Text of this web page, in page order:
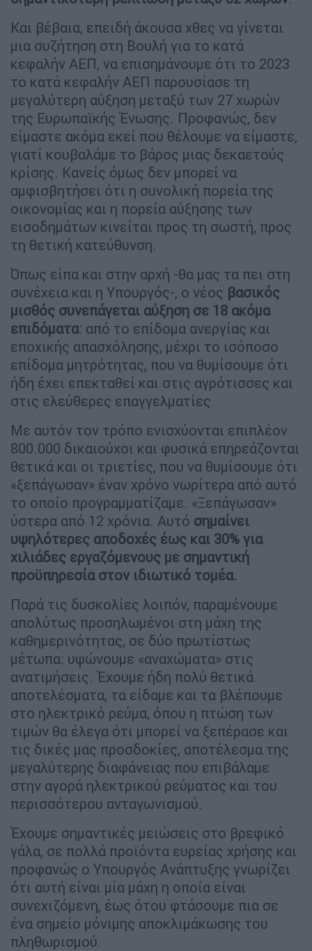
Και βέβαια, επειδή άκουσα χθες να γίνεται
μια συζήτηση στη Βουλή για το κατά
κεφαλήν ΑΕΠ, να επισημάνουμε ότι το 2023
το κατά κεφαλήν ΑΕΠ παρουσίασε τη
μεγαλύτερη αύξηση μεταξύ των 27 χωρών
της Ευρωπαϊκής Ένωσης. Προφανώς, δεν
είμαστε ακόμα εκεί που θέλουμε να είμαστε,
γιατί κουβαλάμε το βάρος μιας δεκαετούς
κρίσης. Κανείς όμως δεν μπορεί να
αμφισβητήσει ότι η συνολική πορεία της
οικονομίας και η πορεία αύξησης των
εισοδημάτων κινείται προς τη σωστή, προς
τη θετική κατεύθυνση.
Όπως είπα και στην αρχή -θα μας τα πει στη
συνέχεια και η Υπουργός-, ο νέος βασικός
μισθός συνεπάγεται αύξηση σε 18 ακόμα
επιδόματα: από το επίδομα ανεργίας και
εποχικής απασχόλησης, μέχρι το ισόποσο
επίδομα μητρότητας, που να θυμίσουμε ότι
ήδη έχει επεκταθεί και στις αγρότισσες και
στις ελεύθερες επαγγελματίες.
Με αυτόν τον τρόπο ενισχύονται επιπλέον
800.000 δικαιούχοι και φυσικά επηρεάζονται
θετικά και οι τριετίες, που να θυμίσουμε ότι
«ξεπάγωσαν» έναν χρόνο νωρίτερα από αυτό
το οποίο προγραμματίζαμε. «Ξεπάγωσαν»
ύστερα από 12 χρόνια. Αυτό σημαίνει
υψηλότερες αποδοχές έως και 30% για
χιλιάδες εργαζόμενους με σημαντική
προϋπηρεσία στον ιδιωτικό τομέα.
Παρά τις δυσκολίες λοιπόν, παραμένουμε
απολύτως προσηλωμένοι στη μάχη της
καθημερινότητας, σε δύο πρωτίστως
μέτωπα: υψώνουμε «αναχώματα» στις
ανατιμήσεις. Έχουμε ήδη πολύ θετικά
αποτελέσματα, τα είδαμε και τα βλέπουμε
στο ηλεκτρικό ρεύμα, όπου η πτώση των
τιμών θα έλεγα ότι μπορεί να ξεπέρασε και
τις δικές μας προσδοκίες, αποτέλεσμα της
μεγαλύτερης διαφάνειας που επιβάλαμε
στην αγορά ηλεκτρικού ρεύματος και του
περισσότερου ανταγωνισμού.
Έχουμε σημαντικές μειώσεις στο βρεφικό
γάλα, σε πολλά προϊόντα ευρείας χρήσης και
προφανώς ο Υπουργός Ανάπτυξης γνωρίζει
ότι αυτή είναι μία μάχη η οποία είναι
συνεχιζόμενη, έως ότου φτάσουμε πια σε
ένα σημείο μόνιμης αποκλιμάκωσης του
πληθωρισμού.